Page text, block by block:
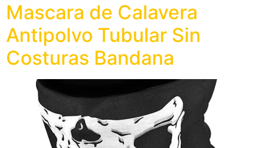
Mascara de Calavera
Antipolvo Tubular Sin
Costuras Bandana